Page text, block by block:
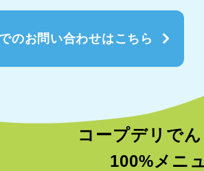
のお問い合わせはこちら
コープデリで
100%メニ